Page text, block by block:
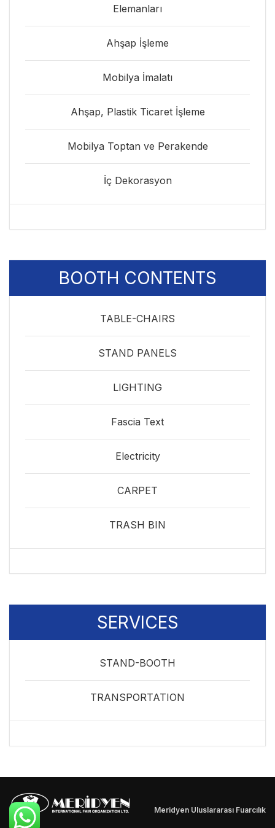
Elemanları
Ahşap İşleme
Mobilya İmalatı
Ahşap, Plastik Ticaret İşleme
Mobilya Toptan ve Perakende
İç Dekorasyon
BOOTH CONTENTS
TABLE-CHAIRS
STAND PANELS
LIGHTING
Fascia Text
Electricity
CARPET
TRASH BIN
SERVICES
STAND-BOOTH
TRANSPORTATION
Meridyen Uluslararası Fuarcılık